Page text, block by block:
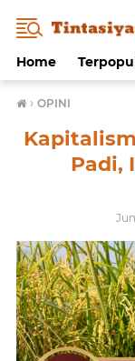
Home
› OPINI
Padi,